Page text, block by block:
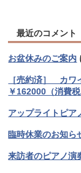
最近のコメント
お盆休みのご案内
［売約済］ カ
￥162000（消費税
アップライトピア
臨時休業のお知ら
来訪者のピアノ演